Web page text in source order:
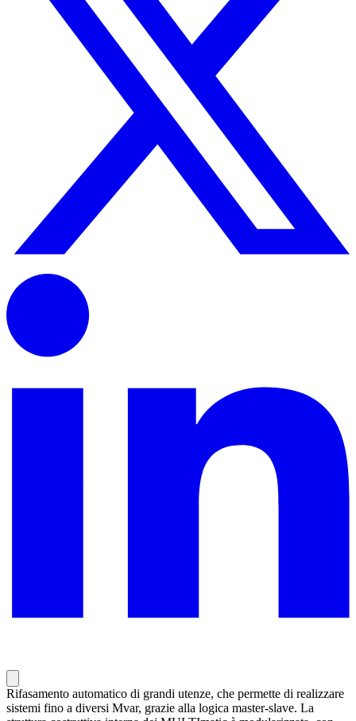
Rifasamento automatico di grandi utenze, che permette di realizzare
sistemi fino a diversi Mvar, grazie alla logica master-slave. La